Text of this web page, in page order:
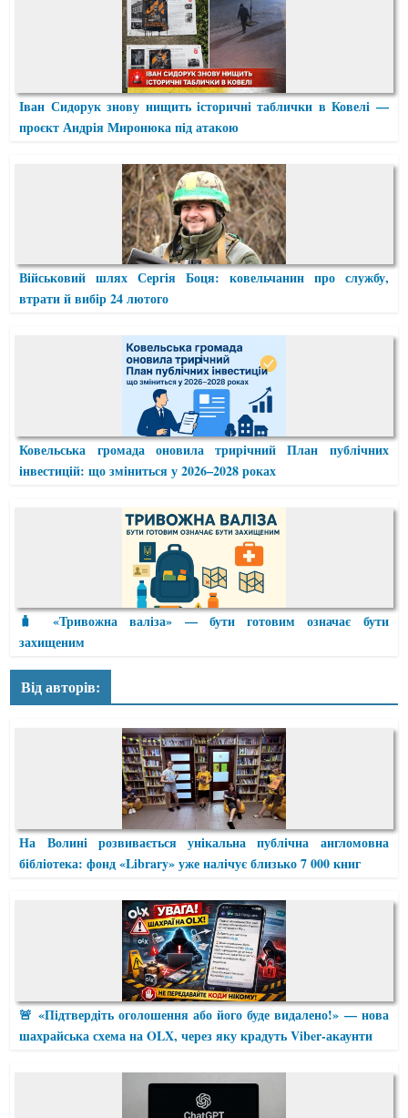
Іван Сидорук знову нищить історичні таблички в Ковелі —
проєкт Андрія Миронюка під атакою
Військовий шлях Сергія Боця: ковельчанин про службу,
втрати й вибір 24 лютого
Ковельська громада оновила трирічний План публічних
інвестицій: що зміниться у 2026–2028 роках
🧳 «Тривожна валіза» — бути готовим означає бути
захищеним
Від авторів:
На Волині розвивається унікальна публічна англомовна
бібліотека: фонд «Library» уже налічує близько 7 000 книг
🚨 «Підтвердіть оголошення або його буде видалено!» — нова
шахрайська схема на OLX, через яку крадуть Viber-акаунти